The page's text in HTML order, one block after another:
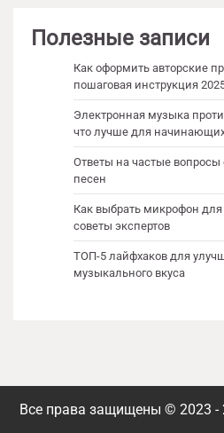
Полезные записи
Как оформить авторские
пошаговая инструкция
Электронная музыка
что лучше для
Ответы на частые вопросы
песен
Как выбрать микрофон
советы экспертов
ТОП-5 лайфхаков для
музыкального вкуса
Все права защищены © 2023